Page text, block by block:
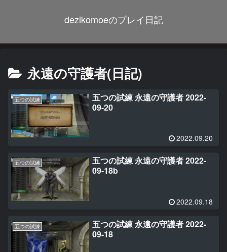
dezikomoeのプレイ日記
永遠の守護者(日記)
五つの試練
五つの試練 永遠の守護者 2022-
09-20
2022.09.20
五つの試練
五つの試練 永遠の守護者 2022-
09-18b
2022.09.18
五つの試練
五つの試練 永遠の守護者 2022-
09-18